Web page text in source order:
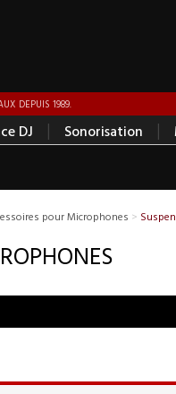
DEPUIS 1989.
DJ | Sonorisation |
pour Microphones >